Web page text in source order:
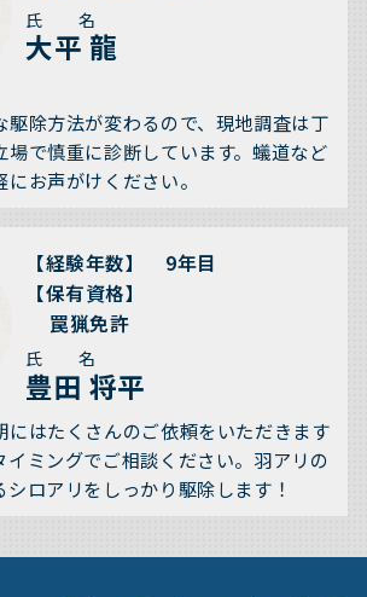
氏 名
大平 龍
駆除方法が変わるので、現地調査は丁
場で慎重に診断しています。蟻道など
お声がけください。
【経験年数】 9年目
【保有資格】
罠猟免許
氏 名
豊田 将平
にはたくさんのご依頼をいただきます
イミングでご相談ください。羽アリの
ロアリをしっかり駆除します！